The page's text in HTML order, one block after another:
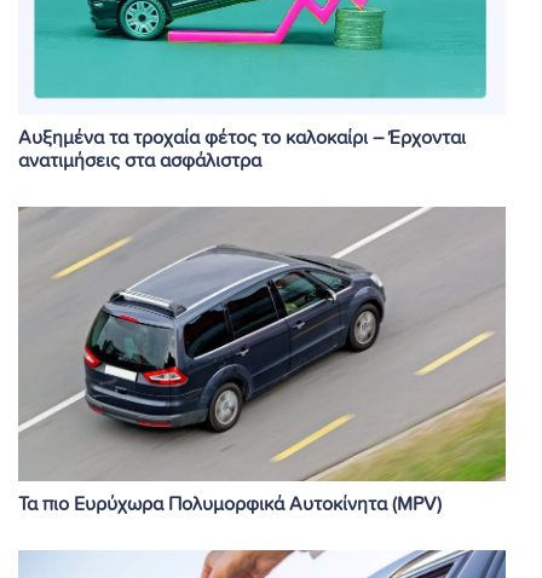
Αυξημένα τα τροχαία φέτος το καλοκαίρι – Έρχονται
ανατιμήσεις στα ασφάλιστρα
Τα πιο Ευρύχωρα Πολυμορφικά Αυτοκίνητα (MPV)